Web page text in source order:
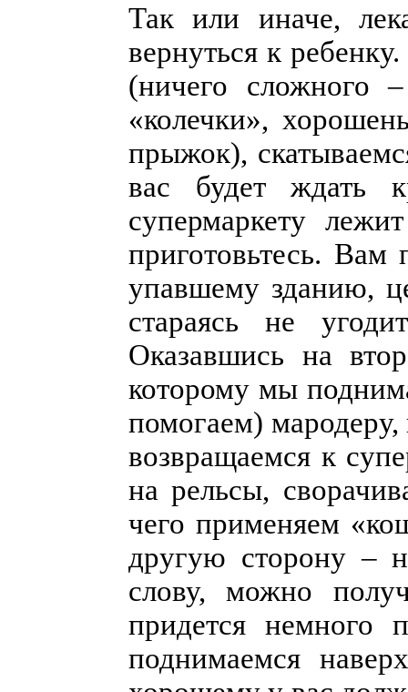
Так или иначе,
вернуться к
(ничего сложного
«колечки»,
прыжок),
вас будет ждать
супермаркету
приготовьтесь. Вам
упавшему зданию,
стараясь не
Оказавшись на
которому мы
помогаем) мародеру,
возвращаемся к
на рельсы,
чего применяем
другую сторону –
слову, можно
придется немного
поднимаемся